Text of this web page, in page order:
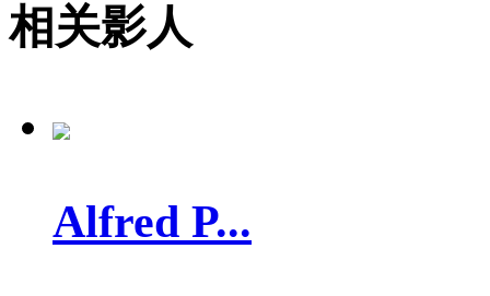
相关影人
Alfred P...